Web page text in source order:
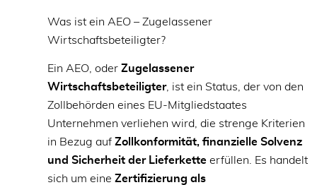
Was ist ein AEO – Zugelassener
Wirtschaftsbeteiligter?
Ein AEO, oderZugelassener
Wirtschaftsbeteiligter, ist ein Status, der von den
Zollbehörden eines EU-Mitgliedstaates
Unternehmen verliehen wird, die strenge Kriterien
in Bezug aufZollkonformität, finanzielle Solvenz
und Sicherheit der Lieferkette erfüllen. Es handelt
sich um eineZertifizierung als